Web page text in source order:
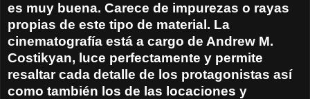
es muy buena. Carece de impurezas o rayas
propias de este tipo de material. La
cinematografía está a cargo de Andrew M.
Costikyan, luce perfectamente y permite
resaltar cada detalle de los protagonistas así
como también los de las locaciones y